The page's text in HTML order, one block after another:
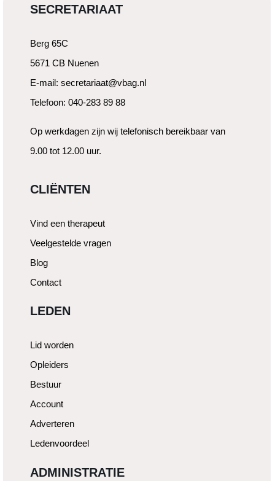
SECRETARIAAT
Berg 65C
5671 CB Nuenen
E-mail: secretariaat@vbag.nl
Telefoon: 040-283 89 88
Op werkdagen zijn wij telefonisch bereikbaar van
9.00 tot 12.00 uur.
CLIËNTEN
Vind een therapeut
Veelgestelde vragen
Blog
Contact
LEDEN
Lid worden
Opleiders
Bestuur
Account
Adverteren
Ledenvoordeel
ADMINISTRATIE